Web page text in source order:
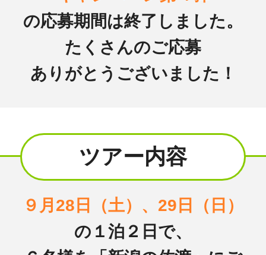
の応募期間は終了しました。
たくさんのご応募
ありがとうございました！
ツアー内容
９月28日（土）、29日（日）
の１泊２日で、